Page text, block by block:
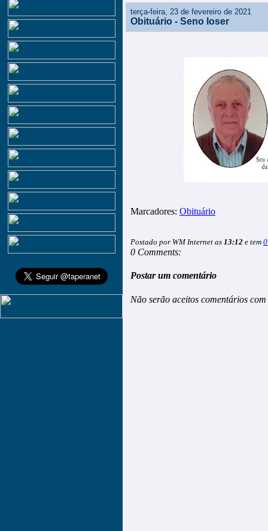
terça-feira, 23 de fevereiro de 2021
Obituário - Seno Ioser
Marcadores: Obituário
Postado por WM Internet as 13:12 e tem
0 Comments:
Postar um comentário
Não serão aceitos comentários